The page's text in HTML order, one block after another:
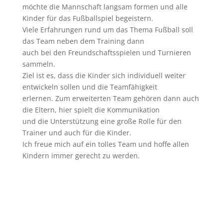
möchte die Mannschaft langsam formen und alle
Kinder für das Fußballspiel begeistern.
Viele Erfahrungen rund um das Thema Fußball soll
das Team neben dem Training dann
auch bei den Freundschaftsspielen und Turnieren
sammeln.
Ziel ist es, dass die Kinder sich individuell weiter
entwickeln sollen und die Teamfähigkeit
erlernen. Zum erweiterten Team gehören dann auch
die Eltern, hier spielt die Kommunikation
und die Unterstützung eine große Rolle für den
Trainer und auch für die Kinder.
Ich freue mich auf ein tolles Team und hoffe allen
Kindern immer gerecht zu werden.